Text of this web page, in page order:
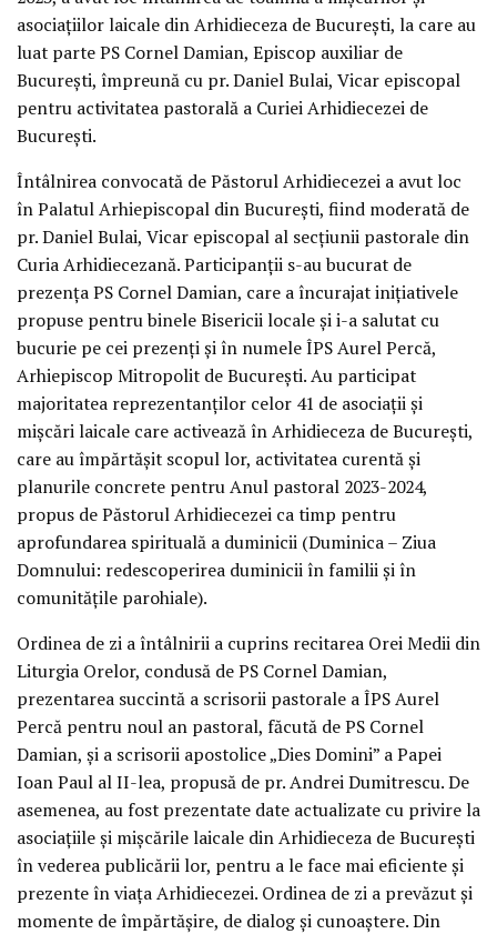
asociațiilor laicale din Arhidieceza de București, la care au
luat parte PS Cornel Damian, Episcop auxiliar de
București, împreună cu pr. Daniel Bulai, Vicar episcopal
pentru activitatea pastorală a Curiei Arhidiecezei de
București.
Întâlnirea convocată de Păstorul Arhidiecezei a avut loc
în Palatul Arhiepiscopal din București, fiind moderată de
pr. Daniel Bulai, Vicar episcopal al secțiunii pastorale din
Curia Arhidiecezană. Participanții s-au bucurat de
prezența PS Cornel Damian, care a încurajat inițiativele
propuse pentru binele Bisericii locale și i-a salutat cu
bucurie pe cei prezenți și în numele ÎPS Aurel Percă,
Arhiepiscop Mitropolit de București. Au participat
majoritatea reprezentanților celor 41 de asociații și
mișcări laicale care activează în Arhidieceza de București,
care au împărtășit scopul lor, activitatea curentă și
planurile concrete pentru Anul pastoral 2023-2024,
propus de Păstorul Arhidiecezei ca timp pentru
aprofundarea spirituală a duminicii (Duminica – Ziua
Domnului: redescoperirea duminicii în familii și în
comunitățile parohiale).
Ordinea de zi a întâlnirii a cuprins recitarea Orei Medii din
Liturgia Orelor, condusă de PS Cornel Damian,
prezentarea succintă a scrisorii pastorale a ÎPS Aurel
Percă pentru noul an pastoral, făcută de PS Cornel
Damian, și a scrisorii apostolice „Dies Domini” a Papei
Ioan Paul al II-lea, propusă de pr. Andrei Dumitrescu. De
asemenea, au fost prezentate date actualizate cu privire la
asociațiile și mișcările laicale din Arhidieceza de București
în vederea publicării lor, pentru a le face mai eficiente și
prezente în viața Arhidiecezei. Ordinea de zi a prevăzut și
momente de împărtășire, de dialog și cunoaștere. Din